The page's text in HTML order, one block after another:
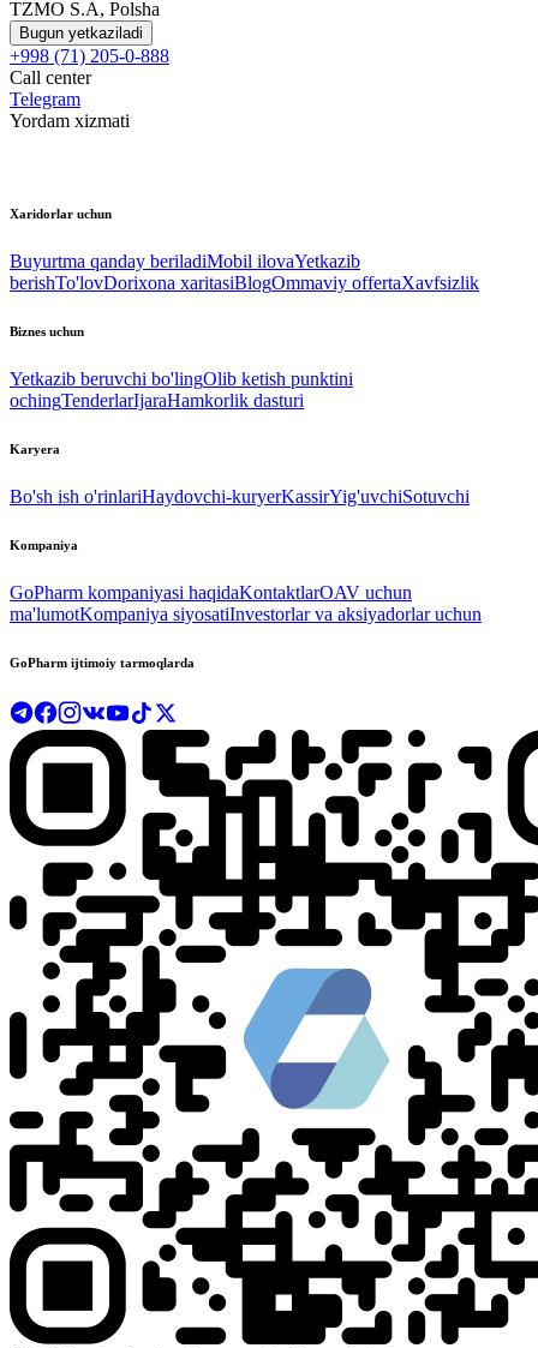
TZMO S.A, Polsha
Bugun yetkaziladi
+998 (71) 205-0-888
Call center
Telegram
Yordam xizmati
Xaridorlar uchun
Buyurtma qanday beriladiMobil ilovaYetkazib
berishTo'lovDorixona xaritasiBlogOmmaviy offertaXavfsizlik
Biznes uchun
Yetkazib beruvchi bo'lingOlib ketish punktini
ochingTenderlarIjaraHamkorlik dasturi
Karyera
Bo'sh ish o'rinlariHaydovchi-kuryerKassirYig'uvchiSotuvchi
Kompaniya
GoPharm kompaniyasi haqidaKontaktlarOAV uchun
ma'lumotKompaniya siyosatiInvestorlar va aksiyadorlar uchun
GoPharm ijtimoiy tarmoqlarda